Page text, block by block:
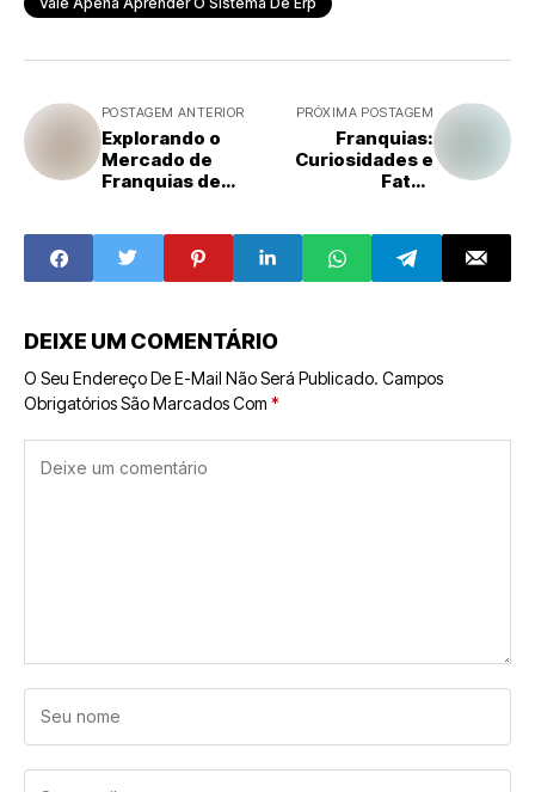
POSTAGEM ANTERIOR
Explorando o
Mercado de
Franquias de
Brasil
PRÓXIMA POSTAGEM
Franquias:
Curiosidades e
Fatos
Modelo de
Negócio
DEIXE UM COMENTÁRIO
O Seu Endereço De E-Mail Não Será Publicado. Campos
Obrigatórios São Marcados Com *